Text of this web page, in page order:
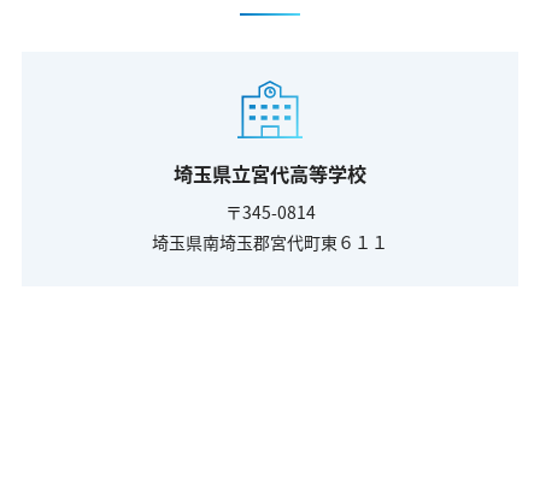
埼玉県立宮代高等学校
〒345-0814
埼玉県南埼玉郡宮代町東６１１